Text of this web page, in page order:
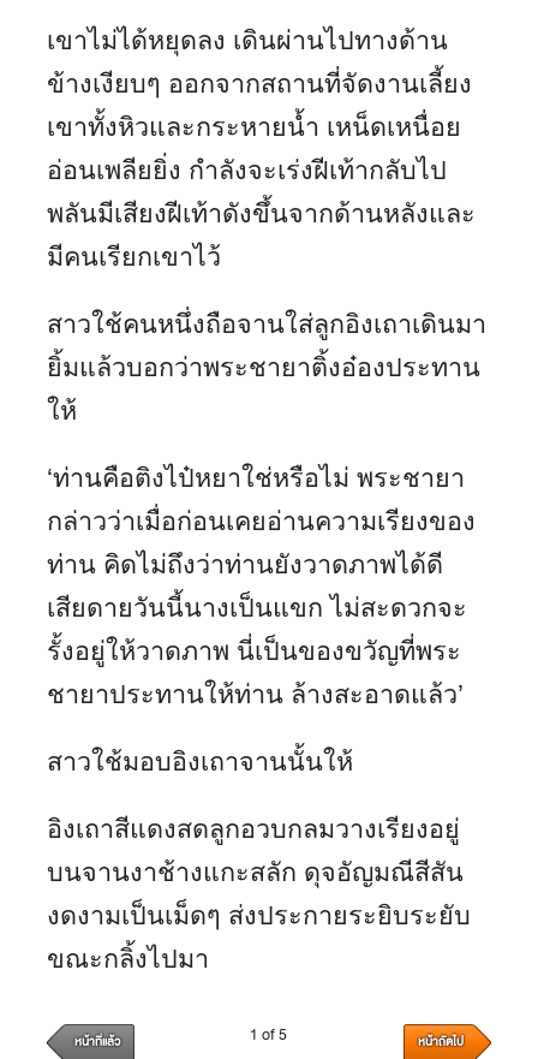
เขาไม่ได้หยุดลง เดินผ่านไปทางด้าน
ข้างเงียบๆ ออกจากสถานที่จัดงานเลี้ยง
เขาทั้งหิวและกระหายน้ำ เหน็ดเหนื่อย
อ่อนเพลียยิ่ง กำลังจะเร่งฝีเท้ากลับไป
พลันมีเสียงฝีเท้าดังขึ้นจากด้านหลังและ
มีคนเรียกเขาไว้
สาวใช้คนหนึ่งถือจานใส่ลูกอิงเถาเดินมา
ยิ้มแล้วบอกว่าพระชายาติ้งอ๋องประทาน
ให้
‘ท่านคือติงไป๋หยาใช่หรือไม่ พระชายา
กล่าวว่าเมื่อก่อนเคยอ่านความเรียงของ
ท่าน คิดไม่ถึงว่าท่านยังวาดภาพได้ดี
เสียดายวันนี้นางเป็นแขก ไม่สะดวกจะ
รั้งอยู่ให้วาดภาพ นี่เป็นของขวัญที่พระ
ชายาประทานให้ท่าน ล้างสะอาดแล้ว’
สาวใช้มอบอิงเถาจานนั้นให้
อิงเถาสีแดงสดลูกอวบกลมวางเรียงอยู่
บนจานงาช้างแกะสลัก ดุจอัญมณีสีสัน
งดงามเป็นเม็ดๆ ส่งประกายระยิบระยับ
ขณะกลิ้งไปมา
หน้าที่แล้ว 1 of 5 หน้าถัดไป